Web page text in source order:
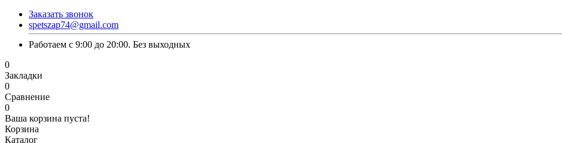
Заказать звонок
spetszap74@gmail.com
Работаем с 9:00 до 20:00. Без выходных
0
Закладки
0
Сравнение
0
Ваша корзина пуста!
Корзина
Каталог